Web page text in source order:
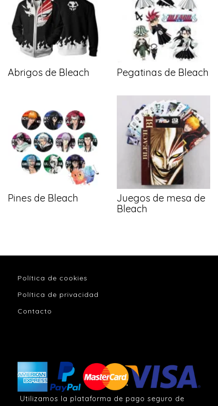
Abrigos de Bleach Pegatinas de Bleach
Pines de Bleach
Juegos de mesa de
Bleach
Política de cookies
Política de privacidad
Contacto
Utilizamos la plataforma de pago seguro de